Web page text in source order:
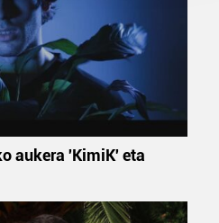
zenbakia, besteak beste,
adibidez, iragarki eta eduki
iragarkiak eta edukia
informazioa biltzeko eta
datuak nork eta zertarako
eskatzen, eta beren
babesten dira. Ikusi gure
ustez zein helburutarako
aukera 'KimiK' eta